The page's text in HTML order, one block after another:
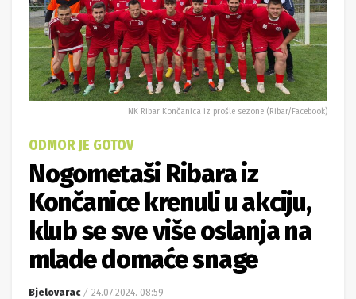
NK Ribar Končanica iz prošle sezone (Ribar/Facebook)
ODMOR JE GOTOV
Nogometaši Ribara iz
Končanice krenuli u akciju,
klub se sve više oslanja na
mlade domaće snage
Bjelovarac 24.07.2024. 08:59